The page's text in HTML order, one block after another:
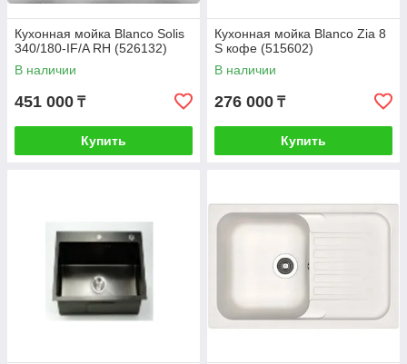
Кухонная мойка Blanco Solis
340/180-IF/A RH (526132)
В наличии
451 000 ₸
Купить
Кухонная мойка Blanco Zia 8
S кофе (515602)
В наличии
276 000 ₸
Купить